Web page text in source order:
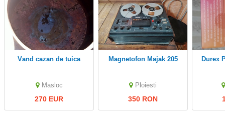
vand cazan de tuica
Masloc
270 EUR
Magnetofon Majak 205
Ploiesti
350 RON
Durex Play 2in1 Vibe &